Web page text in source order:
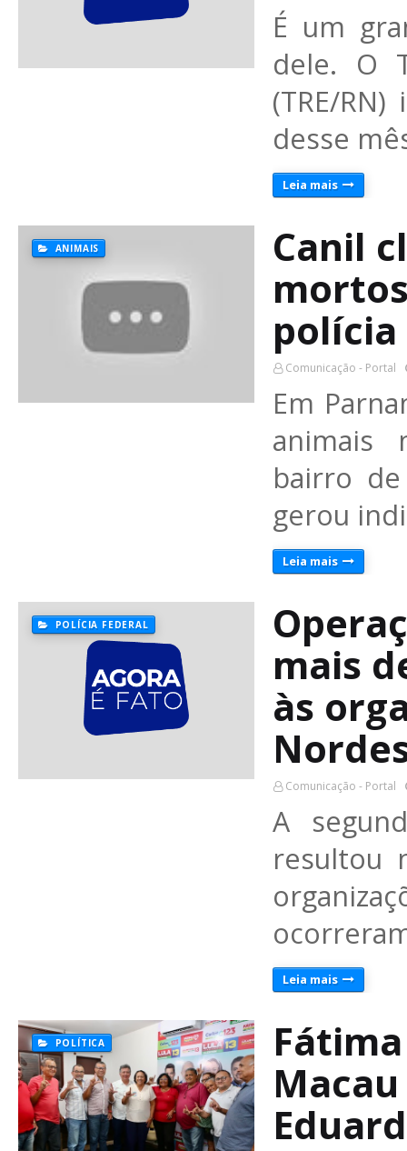
É um
dele. O
(TRE/
desse
Leia mais
ANIMAIS
Canil
Comunicação - Portal
Em
animais
bairro
gerou
Leia mais
POLÍCIA FEDERAL
mais
às
Comunicação - Portal
A
resultou
Leia mais
POLÍTICA